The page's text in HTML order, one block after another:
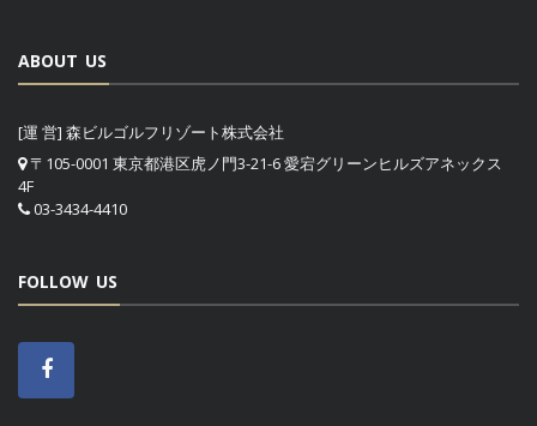
ABOUT US
[運 営] 森ビルゴルフリゾート株式会社
〒105-0001 東京都港区虎ノ門3-21-6 愛宕グリーンヒルズアネックス
4F
03-3434-4410
FOLLOW US